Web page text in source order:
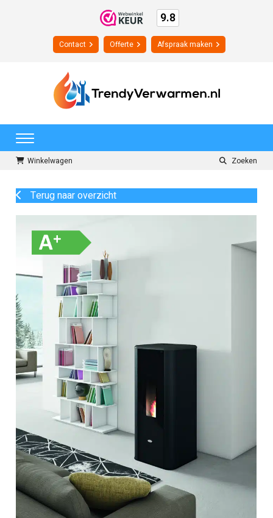
9.8
Contact Offerte Afspraak maken
Winkelwagen Zoeken
Terug naar overzicht